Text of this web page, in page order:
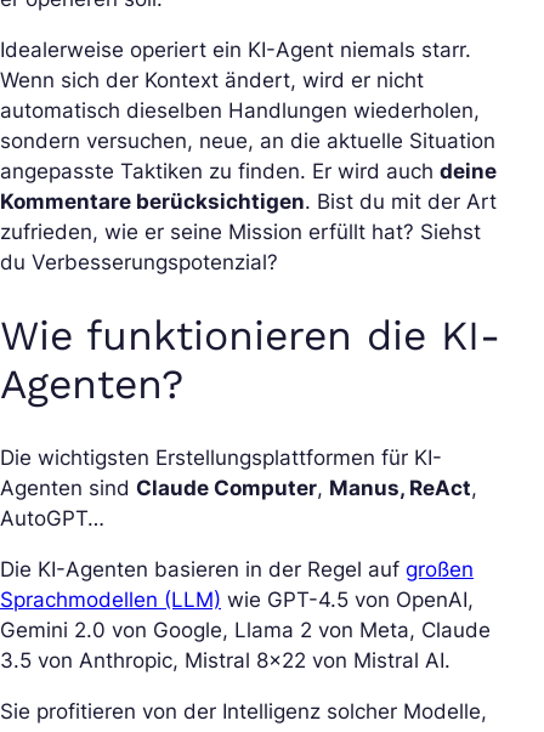
Idealerweise operiert ein KI-Agent niemals starr.
Wenn sich der Kontext ändert, wird er nicht
automatisch dieselben Handlungen wiederholen,
sondern versuchen, neue, an die aktuelle Situation
angepasste Taktiken zu finden. Er wird auch deine
Kommentare berücksichtigen. Bist du mit der Art
zufrieden, wie er seine Mission erfüllt hat? Siehst
du Verbesserungspotenzial?
Wie funktionieren die KI-
Agenten?
Die wichtigsten Erstellungsplattformen für KI-
Agenten sind Claude Computer, Manus, ReAct,
AutoGPT…
Die KI-Agenten basieren in der Regel auf großen
Sprachmodellen (LLM) wie GPT-4.5 von OpenAI,
Gemini 2.0 von Google, Llama 2 von Meta, Claude
3.5 von Anthropic, Mistral 8×22 von Mistral AI.
Sie profitieren von der Intelligenz solcher Modelle,